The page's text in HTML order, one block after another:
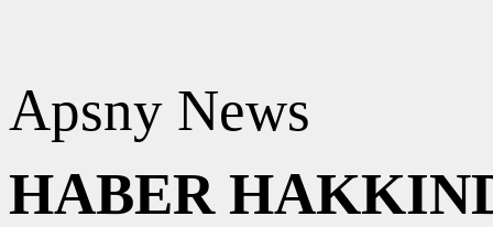
Apsny News
HABER